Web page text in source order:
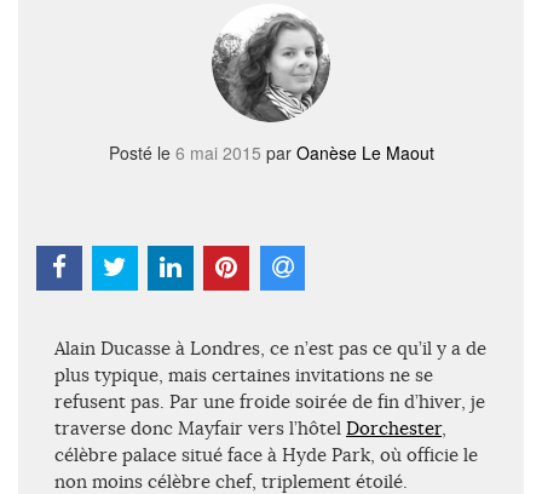
Posté le 6 mai 2015 par Oanèse Le Maout
Alain Ducasse à Londres, ce n’est pas ce qu’il y a de
plus typique, mais certaines invitations ne se
refusent pas. Par une froide soirée de fin d’hiver, je
traverse donc Mayfair vers l’hôtel Dorchester,
célèbre palace situé face à Hyde Park, où officie le
non moins célèbre chef, triplement étoilé.